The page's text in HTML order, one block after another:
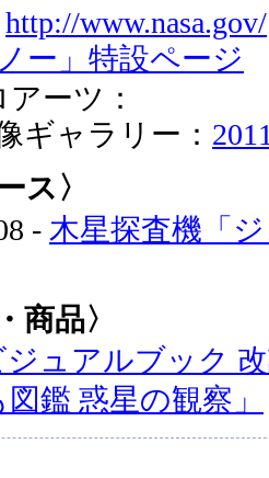
http://www.nasa.gov/
ー」特設ページ
ーツ：
ギャラリー：
ス〉
- 木星探査機「
商品〉
ジュアルブック
図鑑 惑星の観察」